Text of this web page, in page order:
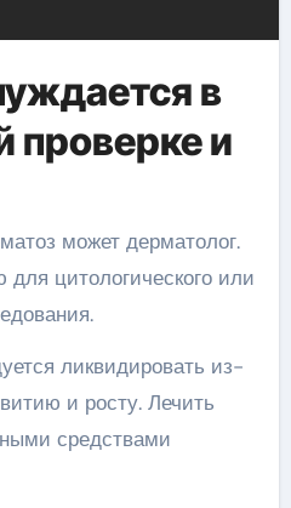
в
проверке и
может дерматолог.
для цитологического или
ликвидировать из-
и росту. Лечить
средствами